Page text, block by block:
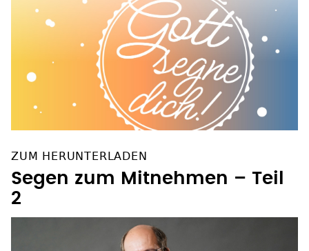
ZUM HERUNTERLADEN
Segen zum Mitnehmen – Teil
2